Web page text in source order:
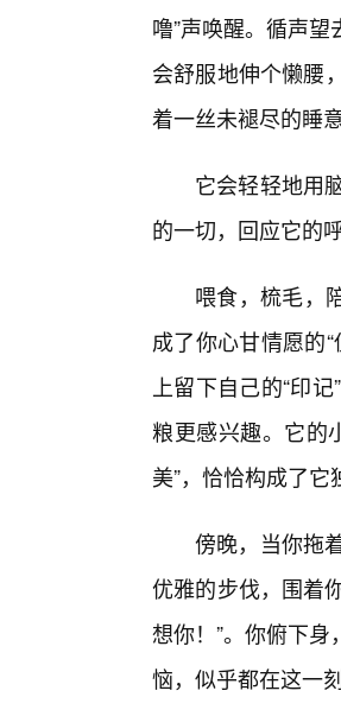
噜”声唤醒。循声
会舒服地伸个懒腰
着一丝未褪尽的睡
它会轻轻地用
的一切，回应它的呼
喂食，梳毛，
成了你心甘情愿的
上留下自己的“印
粮更感兴趣。它的
美”，恰恰构成了它
傍晚，当你拖
优雅的步伐，围着
想你！”。你俯下
恼，似乎都在这一